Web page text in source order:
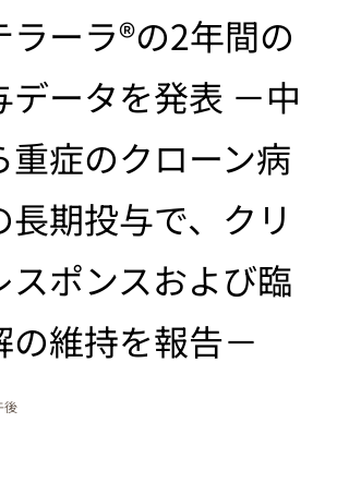
ラーラ®の2年間の
データを発表 －中
重症のクローン病
長期投与で、クリ
スポンスおよび臨
の維持を報告－
後